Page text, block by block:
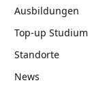
Ausbildungen
Top-up Studium
Standorte
News